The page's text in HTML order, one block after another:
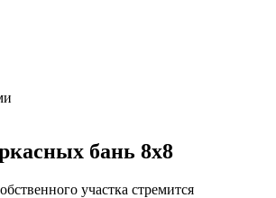
бань 8х8
участка стремится